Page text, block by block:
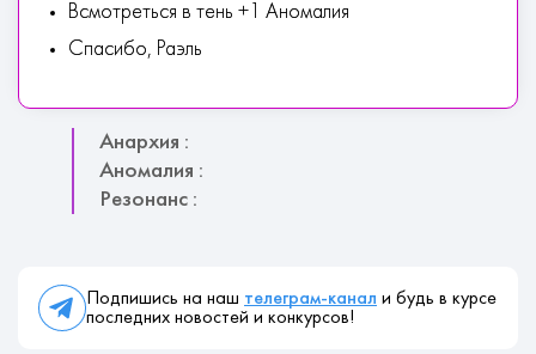
Всмотреться в тень +1 Аномалия
Спасибо, Раэль
Анархия :
Аномалия :
Резонанс :
Подпишись на наш телеграм-канал и будь в курсе
последних новостей и конкурсов!